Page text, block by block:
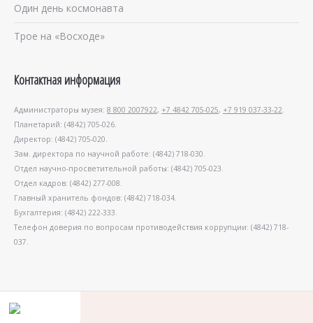
Один день космонавта
Трое на «Восходе»
Контактная информация
Администраторы музея: 8 800 2007922, +7 4842 705-025, +7 919 037-33-22
Планетарий: (4842) 705-026.
Директор: (4842) 705-020.
Зам. директора по научной работе: (4842) 718-030.
Отдел научно-просветительной работы: (4842) 705-023.
Отдел кадров: (4842) 277-008.
Главный хранитель фондов: (4842) 718-034.
Бухгалтерия: (4842) 222-333.
Телефон доверия по вопросам противодействия коррупции: (4842) 718-
037.